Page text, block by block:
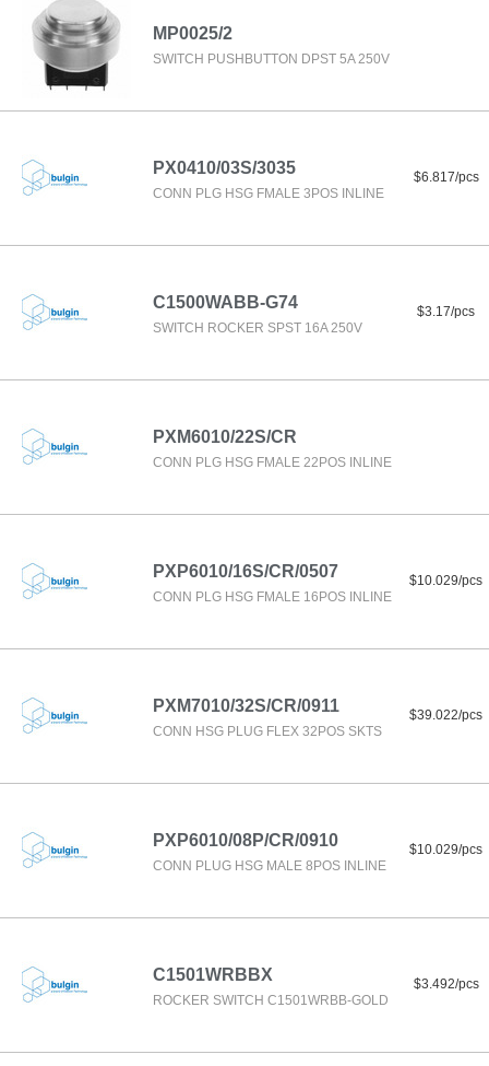
MP0025/2
SWITCH PUSHBUTTON DPST 5A 250V
PX0410/03S/3035
CONN PLG HSG FMALE 3POS INLINE
$6.817/pcs
C1500WABB-G74
SWITCH ROCKER SPST 16A 250V
$3.17/pcs
PXM6010/22S/CR
CONN PLG HSG FMALE 22POS INLINE
PXP6010/16S/CR/0507
CONN PLG HSG FMALE 16POS INLINE
$10.029/pcs
PXM7010/32S/CR/0911
CONN HSG PLUG FLEX 32POS SKTS
$39.022/pcs
PXP6010/08P/CR/0910
CONN PLUG HSG MALE 8POS INLINE
$10.029/pcs
C1501WRBBX
ROCKER SWITCH C1501WRBB-GOLD
$3.492/pcs